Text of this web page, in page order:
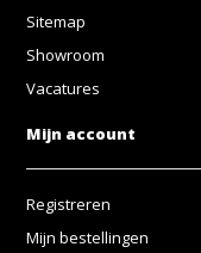
Sitemap
Showroom
Vacatures
Mijn account
Registreren
Mijn bestellingen